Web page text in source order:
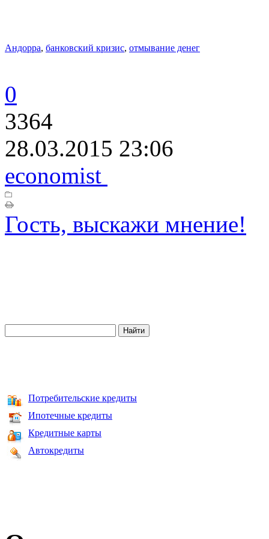
Андорра, банковский кризис, отмывание денег
0
3364
28.03.2015 23:06
economist
Гость, выскажи мнение!
Потребительские кредиты
Ипотечные кредиты
Кредитные карты
Автокредиты